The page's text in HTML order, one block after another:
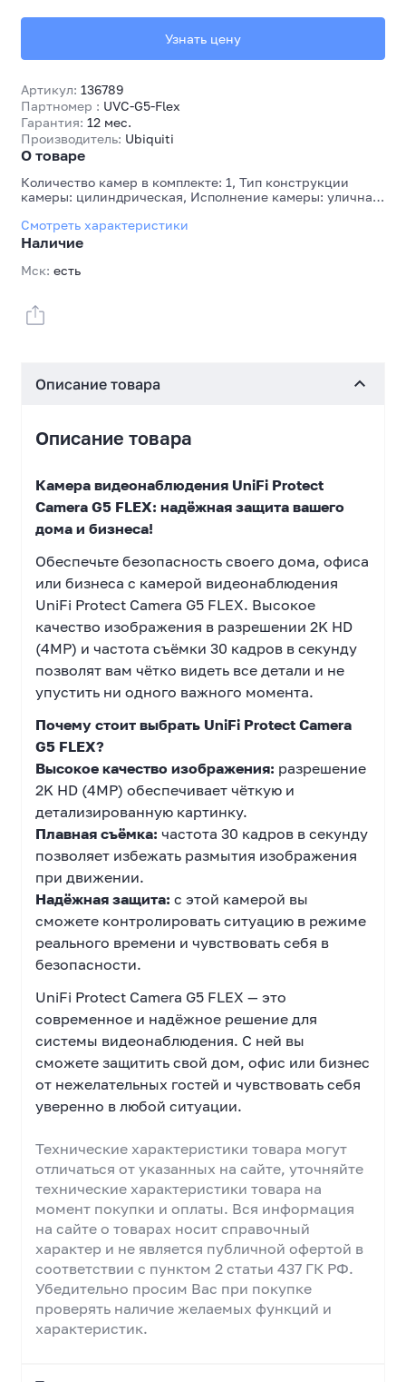
Артикул: 136789
Партномер : UVC-G5-Flex
Гарантия: 12 мес.
Производитель: Ubiquiti
О товаре
Количество камер в комплекте: 1, Тип конструкции
камеры: цилиндрическая, Исполнение камеры: уличная,
расстояния: фиксированное, Поддержка PoE: Да
Смотреть характеристики
Наличие
Мск:есть
Узнать цену
Описание товара
Описание товара
Камера видеонаблюдения UniFi Protect
Camera G5 FLEX: надёжная защита вашего
дома и бизнеса!
Обеспечьте безопасность своего дома, офиса
или бизнеса с камерой видеонаблюдения
UniFi Protect Camera G5 FLEX. Высокое
качество изображения в разрешении 2K HD
(4MP) и частота съёмки 30 кадров в секунду
позволят вам чётко видеть все детали и не
упустить ни одного важного момента.
Почему стоит выбрать UniFi Protect Camera
G5 FLEX?
Высокое качество изображения: разрешение
2K HD (4MP) обеспечивает чёткую и
детализированную картинку.
Плавная съёмка: частота 30 кадров в секунду
позволяет избежать размытия изображения
при движении.
Надёжная защита: с этой камерой вы
сможете контролировать ситуацию в режиме
реального времени и чувствовать себя в
безопасности.
UniFi Protect Camera G5 FLEX — это
современное и надёжное решение для
системы видеонаблюдения. С ней вы
сможете защитить свой дом, офис или бизнес
от нежелательных гостей и чувствовать себя
уверенно в любой ситуации.
Технические характеристики товара могут
отличаться от указанных на сайте, уточняйте
технические характеристики товара на
момент покупки и оплаты. Вся информация
на сайте о товарах носит справочный
характер и не является публичной офертой в
соответствии с пунктом 2 статьи 437 ГК РФ.
Убедительно просим Вас при покупке
проверять наличие желаемых функций и
характеристик.